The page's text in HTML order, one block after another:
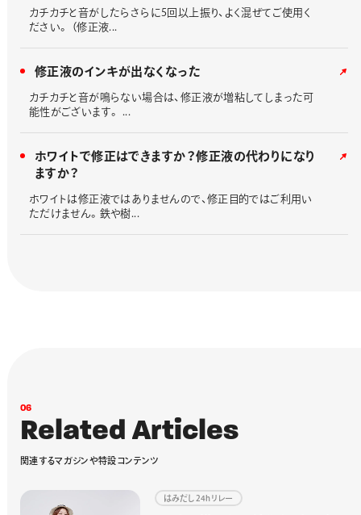
カチカチと音がしたらさらに5回以上振り、よく混ぜてご使用く
ださい。 （修正液...
修正液のインキが出なくなった
カチカチと音が鳴らない場合は、修正液が増粘してしまった可
能性がございます。 ...
ホワイトで修正はできますか？修正液の代わりになり
ますか？
ホワイトは修正液ではありませんので、修正目的ではご利用い
ただけません。鉄や樹...
06
Related Articles
関連するマ ガジンや特設コンテンツ
はみだし24hリレー